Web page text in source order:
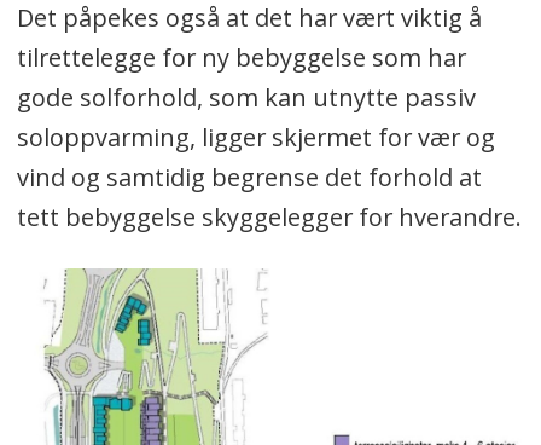
Det påpekes også at det har vært viktig å
tilrettelegge for ny bebyggelse som har
gode solforhold, som kan utnytte passiv
soloppvarming, ligger skjermet for vær og
vind og samtidig begrense det forhold at
tett bebyggelse skyggelegger for hverandre.